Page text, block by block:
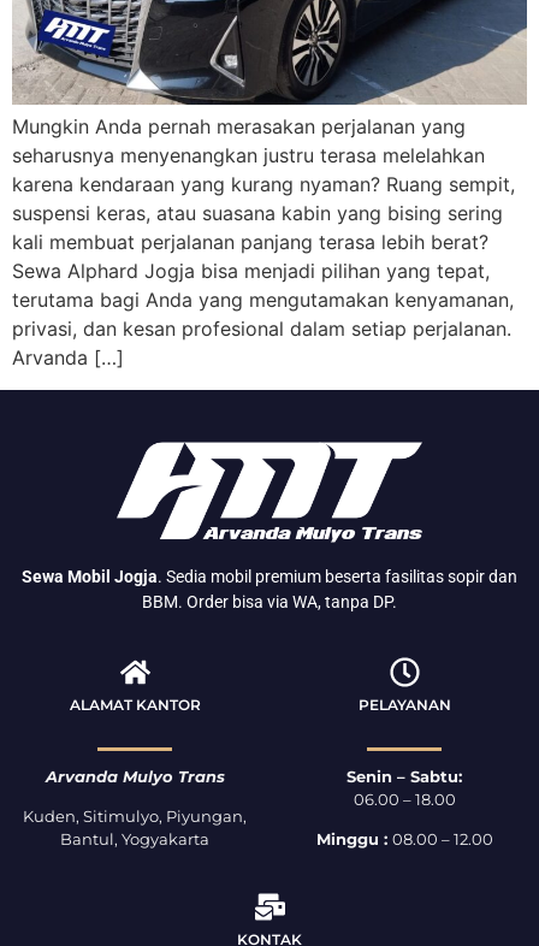
Mungkin Anda pernah merasakan perjalanan yang
seharusnya menyenangkan justru terasa melelahkan
karena kendaraan yang kurang nyaman? Ruang sempit,
suspensi keras, atau suasana kabin yang bising sering
kali membuat perjalanan panjang terasa lebih berat?
Sewa Alphard Jogja bisa menjadi pilihan yang tepat,
terutama bagi Anda yang mengutamakan kenyamanan,
privasi, dan kesan profesional dalam setiap perjalanan.
Arvanda […]
Sewa Mobil Jogja. Sedia mobil premium beserta fasilitas sopir dan
BBM. Order bisa via WA, tanpa DP.
ALAMAT KANTOR
Arvanda Mulyo Trans
Kuden, Sitimulyo, Piyungan,
Bantul, Yogyakarta
PELAYANAN
Senin – Sabtu:
06.00 – 18.00
Minggu : 08.00 – 12.00
KONTAK